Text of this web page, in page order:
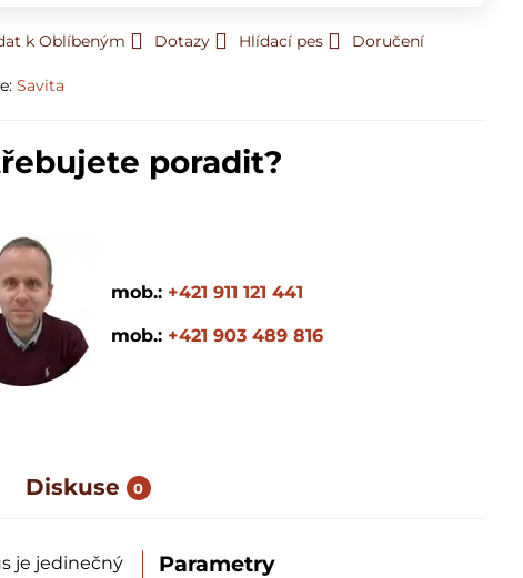
k Oblíbeným Dotazy Hlídací pes Doručení
Savita
poradit?
mob.: +421 911 121 441
mob.: +421 903 489 816
Diskuse 0
je jedinečný
Parametry